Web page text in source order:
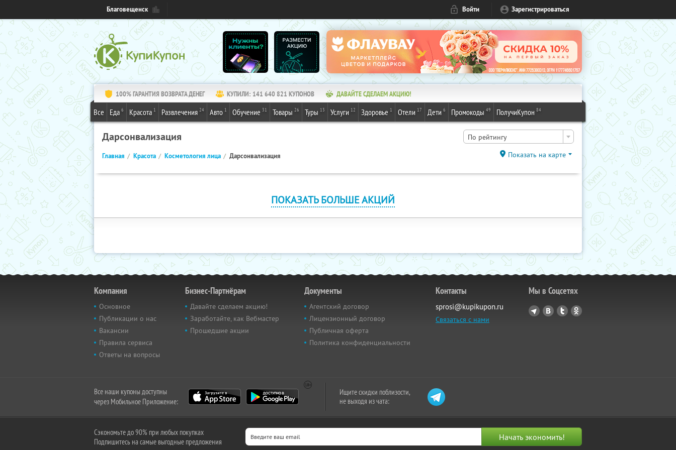
Благовещенск Войти Зарегистрироваться
100% ГАРАНТИЯ ВОЗВРАТА ДЕНЕГ КУПИЛИ: 141 640 821 КУПОНОВ ДАВАЙТЕ СДЕЛАЕМ АКЦИЮ!
Все Еда 6 Красота 1 Развлечения 24 Авто 1 Обучение 31 Товары 26 Туры 13 Услуги 12 Здоровье 1 Отели 17 Дети 6 Промокоды 49 ПолучиКупон 84
Дарсонвализация По рейтингу
Главная Красота Косметология лица Дарсонвализация Показать на карте
ПОКАЗАТЬ БОЛЬШЕ АКЦИЙ
Компания
Основное
Публикации о нас
Вакансии
Правила сервиса
Ответы на вопросы
Бизнес-Партнёрам
Давайте сделаем акцию!
Заработайте, как Вебмастер
Прошедшие акции
Документы
Агентский договор
Лицензионный договор
Публичная оферта
Политика конфиденциальности
Контакты
sprosi@kupikupon.ru
Связаться с нами
Мы в Соцсетях
Все наши купоны доступны
через Мобильное Приложение:
Ищите скидки поблизости,
не выходя из чата:
Сэкономьте до 90% при любых покупках
Подпишитесь на самые выгодные предложения